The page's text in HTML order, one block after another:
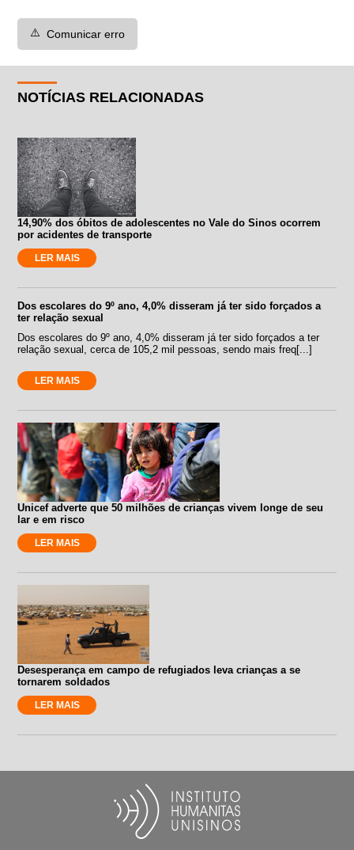
⚠️ Comunicar erro
NOTÍCIAS RELACIONADAS
14,90% dos óbitos de adolescentes no Vale do Sinos ocorrem
por acidentes de transporte
LER MAIS
Dos escolares do 9º ano, 4,0% disseram já ter sido forçados a
ter relação sexual
Dos escolares do 9º ano, 4,0% disseram já ter sido forçados a ter
relação sexual, cerca de 105,2 mil pessoas, sendo mais freq[...]
LER MAIS
Unicef adverte que 50 milhões de crianças vivem longe de seu
lar e em risco
LER MAIS
Desesperança em campo de refugiados leva crianças a se
tornarem soldados
LER MAIS